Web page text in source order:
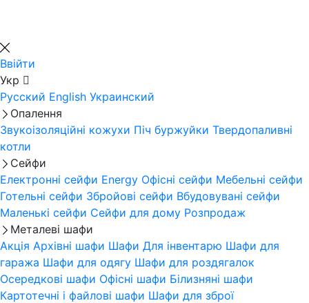
Ввійти
Укр
Русский English Украинский
Опалення
Звукоізоляційні кожухи Піч буржуйки Твердопаливні
котли
Сейфи
Електронні сейфи Energy Офісні сейфи Мебельні сейфи
Готельні сейфи Збройові сейфи Вбудовувані сейфи
Маленькі сейфи Сейфи для дому Розпродаж
Металеві шафи
Акція Архівні шафи Шафи Для інвентарю Шафи для
гаража Шафи для одягу Шафи для роздягалок
Осередкові шафи Офісні шафи Білизняні шафи
Картотечні і файлові шафи Шафи для зброї